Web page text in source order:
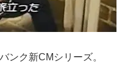
ンク新CMシリーズ。